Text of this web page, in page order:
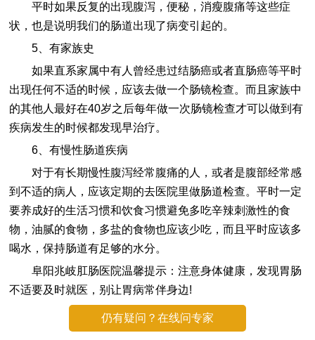
平时如果反复的出现腹泻，便秘，消瘦腹痛等这些症
状，也是说明我们的肠道出现了病变引起的。
5、有家族史
如果直系家属中有人曾经患过结肠癌或者直肠癌等平时
出现任何不适的时候，应该去做一个肠镜检查。而且家族中
的其他人最好在40岁之后每年做一次肠镜检查才可以做到有
疾病发生的时候都发现早治疗。
6、有慢性肠道疾病
对于有长期慢性腹泻经常腹痛的人，或者是腹部经常感
到不适的病人，应该定期的去医院里做肠道检查。平时一定
要养成好的生活习惯和饮食习惯避免多吃辛辣刺激性的食
物，油腻的食物，多盐的食物也应该少吃，而且平时应该多
喝水，保持肠道有足够的水分。
阜阳兆岐肛肠医院温馨提示：注意身体健康，发现胃肠
不适要及时就医，别让胃病常伴身边!
仍有疑问？在线问专家